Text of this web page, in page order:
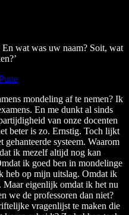
En wat was uw naam? Soit, wat
mondeling af te nemen? Ik
En me dunkt al sinds
van onze docenten
beter is zo. Ernstig. Toch lijkt
systeem. Waarom
ik mezelf altijd nog kan
ik goed ben in mondelinge
heb op mijn uitslag. Omdat ik
Maar eigenlijk omdat ik het nu
we de professoren dan niet?
vragenlijst te maken die